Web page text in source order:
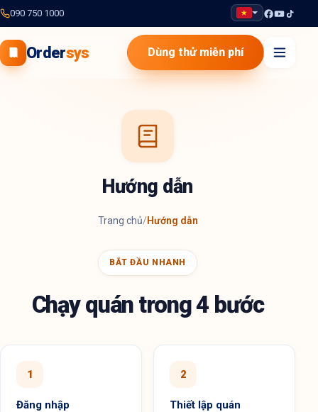
090 750 1000
Ordersys Dùng thử miễn phí
Hướng dẫn
Trang chủ/Hướng dẫn
BẮT ĐẦU NHANH
Chạy quán trong 4 bước
1
Đăng nhập
2
Thiết lập quán